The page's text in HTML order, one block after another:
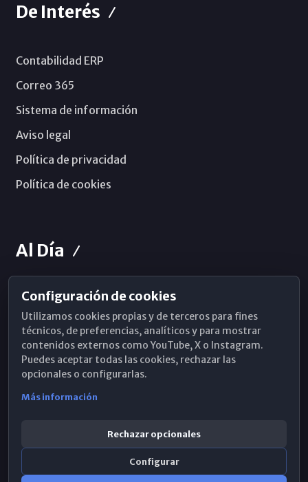
De Interés
Contabilidad ERP
Correo 365
Sistema de información
Aviso legal
Política de privacidad
Política de cookies
Al Día
Horarios de Misa
Hemeroteca
WhatsApp
Configuración de cookies
Utilizamos cookies propias y de terceros para fines
técnicos, de preferencias, analíticos y para mostrar
contenidos externos como YouTube, X o Instagram.
Puedes aceptar todas las cookies, rechazar las
opcionales o configurarlas.
Más información
Rechazar opcionales
Configurar